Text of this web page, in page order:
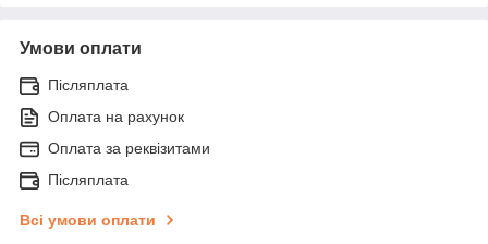
Умови оплати
Післяплата
Оплата на рахунок
Оплата за реквізитами
Післяплата
Всі умови оплати